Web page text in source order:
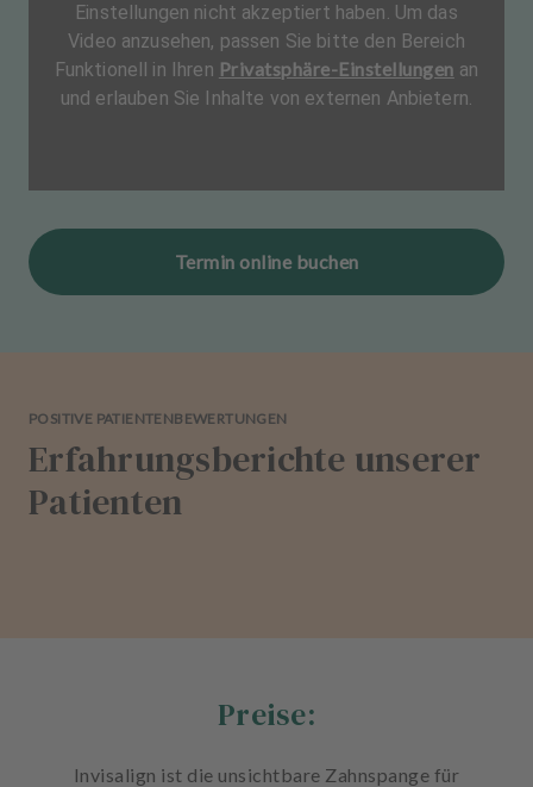
Termin online buchen
Einstellungen nicht akzeptiert haben. Um das
Video anzusehen, passen Sie bitte den Bereich
Funktionell in Ihren Privatsphäre-Einstellungen an
und erlauben Sie Inhalte von externen Anbietern.
POSITIVE PATIENTENBEWERTUNGEN
Erfahrungsberichte unserer
Patienten
Preise:
Invisalign ist die unsichtbare Zahnspange für